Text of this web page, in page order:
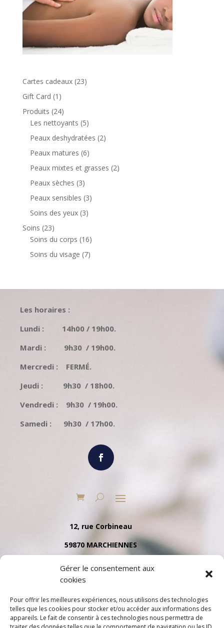
Gérer le consentement aux
cookies
Pour offrir les meilleures expériences, nous utilisons des technologies
telles que les cookies pour stocker et/ou accéder aux informations des
appareils. Le fait de consentir à ces technologies nous permettra de
Cartes cadeaux 2323
Gift Card 1 1
produit
Produits 2424
produits
Les nettoyants 55
produits
Peaux deshydratées 22
Peaux matures 66
produits
Peaux mixtes et grasses 22
Peaux sèches 33
produits
Peaux sensibles 33
Soins des yeux 33
Soins 2323
produits
Soins du corps 1616
produits
Soins du visage 77
Les horaires :
Lundi : 14h00 / 19h00.
Mardi : 9h30 / 19h00.
Mercredi : FERMÉ.
Jeudi : 9h30 / 18h00.
Vendredi : 9h30 / 19h00.
Samedi : 9h30 / 17h00.
12, rue Corbineau
59870 MARCHIENNES
Tél. 03 27 91 35 79